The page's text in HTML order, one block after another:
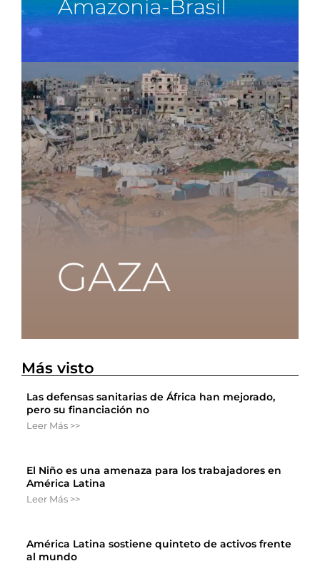
Más visto
Las defensas sanitarias de África han mejorado,
pero su financiación no
Leer Más >>
El Niño es una amenaza para los trabajadores en
América Latina
Leer Más >>
América Latina sostiene quinteto de activos frente
al mundo